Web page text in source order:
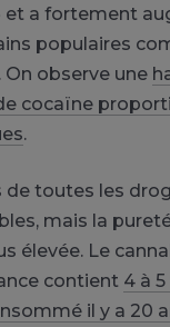
et a fortement
populaires
observe une
cocaïne
.
de toutes les
mais la
élevée. Le
contient 4 à
il y a 20